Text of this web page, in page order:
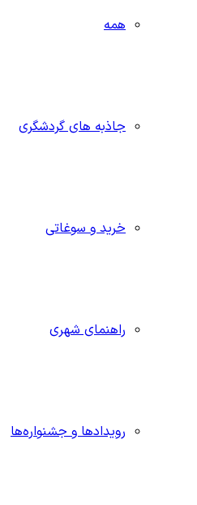
همه
جاذبه‌ های گردشگری
خرید و سوغاتی
راهنمای شهری
رویدادها و جشنواره‌ها